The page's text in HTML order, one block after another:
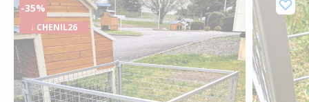
-35%
↓ CHENIL26